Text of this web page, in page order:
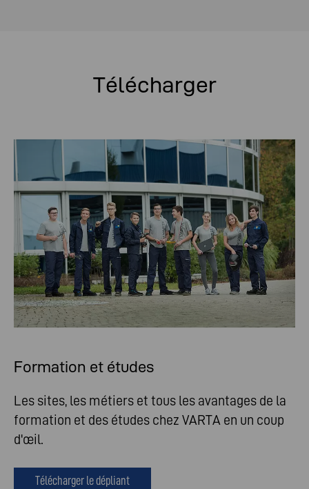
Télécharger
Formation et études
Les sites, les métiers et tous les avantages de la
formation et des études chez VARTA en un coup
d'œil.
Télécharger le dépliant